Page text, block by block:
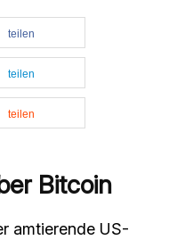
teilen
teilen
teilen
Bitcoin
amtierende US-